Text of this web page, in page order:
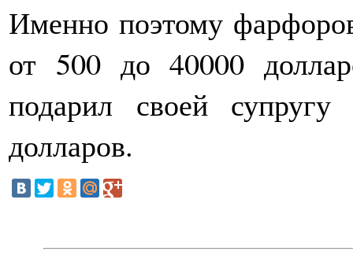
Именно поэтому
от 500 до 40000
подарил своей
долларов.